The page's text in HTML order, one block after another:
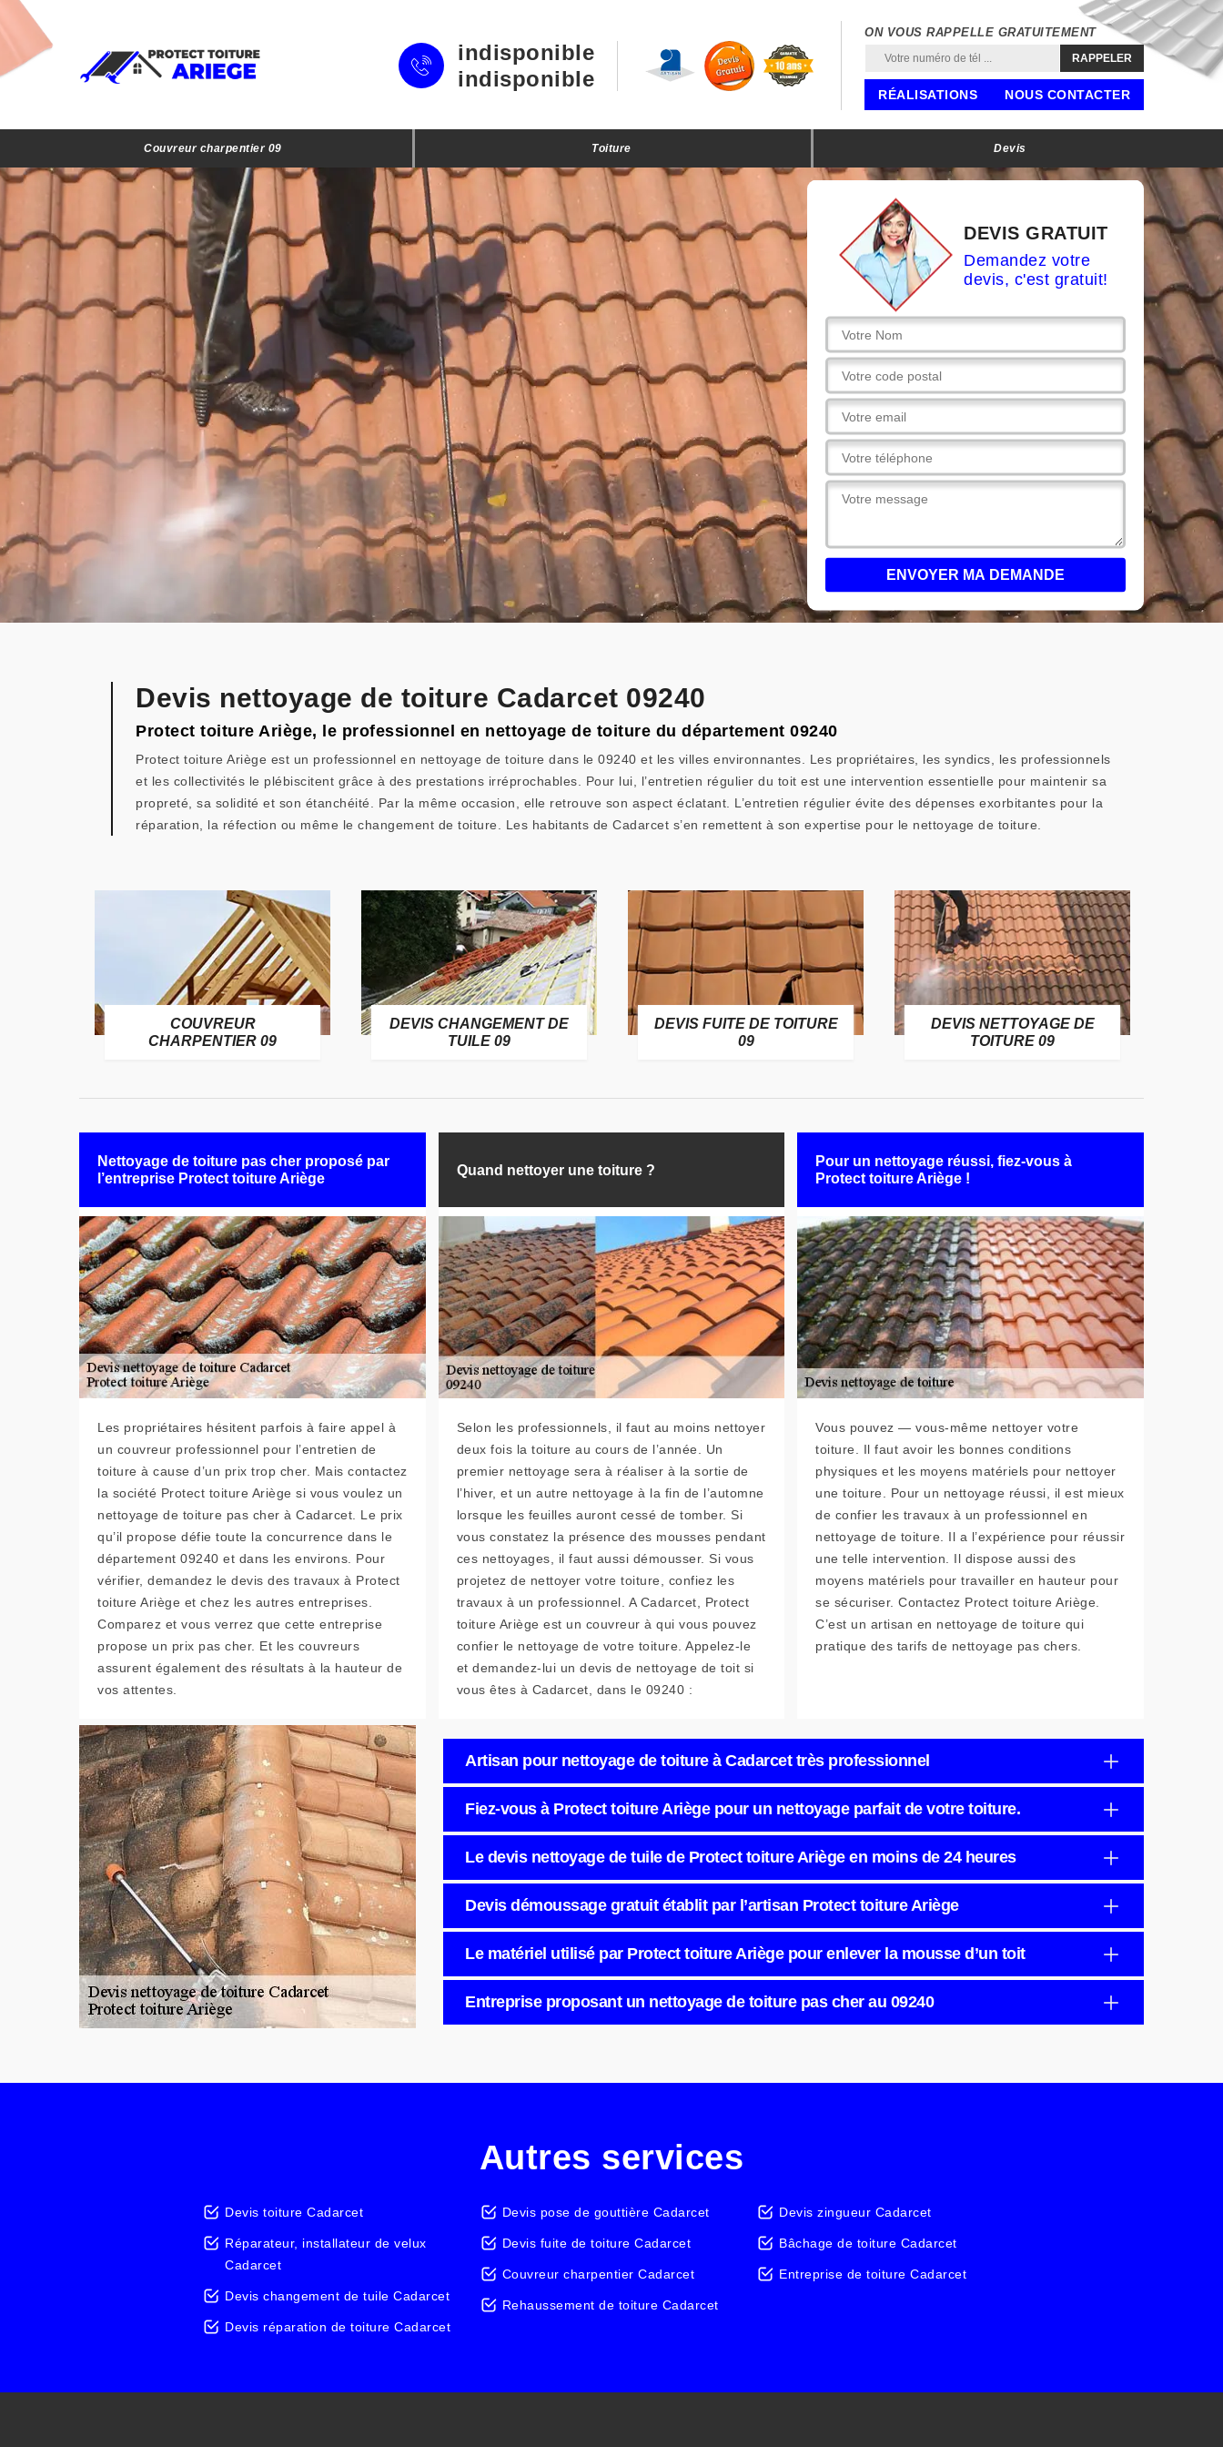
indisponible
indisponible
ON VOUS RAPPELLE GRATUITEMENT
RÉALISATIONS NOUS CONTACTER
Couvreur charpentier 09 Toiture Devis
DEVIS GRATUIT
Demandez votre
devis, c'est gratuit!
Devis nettoyage de toiture Cadarcet 09240
Protect toiture Ariège, le professionnel en nettoyage de toiture du département 09240
Protect toiture Ariège est un professionnel en nettoyage de toiture dans le 09240 et les villes environnantes. Les propriétaires, les syndics, les professionnels
et les collectivités le plébiscitent grâce à des prestations irréprochables. Pour lui, l’entretien régulier du toit est une intervention essentielle pour maintenir sa
propreté, sa solidité et son étanchéité. Par la même occasion, elle retrouve son aspect éclatant. L’entretien régulier évite des dépenses exorbitantes pour la
réparation, la réfection ou même le changement de toiture. Les habitants de Cadarcet s’en remettent à son expertise pour le nettoyage de toiture.
COUVREUR
CHARPENTIER 09
DEVIS CHANGEMENT DE
TUILE 09
DEVIS FUITE DE TOITURE
09
DEVIS NETTOYAGE DE
TOITURE 09
Nettoyage de toiture pas cher proposé par
l’entreprise Protect toiture Ariège
Les propriétaires hésitent parfois à faire appel à
un couvreur professionnel pour l’entretien de
toiture à cause d’un prix trop cher. Mais contactez
la société Protect toiture Ariège si vous voulez un
nettoyage de toiture pas cher à Cadarcet. Le prix
qu’il propose défie toute la concurrence dans le
département 09240 et dans les environs. Pour
vérifier, demandez le devis des travaux à Protect
toiture Ariège et chez les autres entreprises.
Comparez et vous verrez que cette entreprise
propose un prix pas cher. Et les couvreurs
assurent également des résultats à la hauteur de
vos attentes.
Quand nettoyer une toiture ?
Selon les professionnels, il faut au moins nettoyer
deux fois la toiture au cours de l’année. Un
premier nettoyage sera à réaliser à la sortie de
l’hiver, et un autre nettoyage à la fin de l’automne
lorsque les feuilles auront cessé de tomber. Si
vous constatez la présence des mousses pendant
ces nettoyages, il faut aussi démousser. Si vous
projetez de nettoyer votre toiture, confiez les
travaux à un professionnel. A Cadarcet, Protect
toiture Ariège est un couvreur à qui vous pouvez
confier le nettoyage de votre toiture. Appelez-le
et demandez-lui un devis de nettoyage de toit si
vous êtes à Cadarcet, dans le 09240 :
Pour un nettoyage réussi, fiez-vous à
Protect toiture Ariège !
Vous pouvez — vous-même nettoyer votre
toiture. Il faut avoir les bonnes conditions
physiques et les moyens matériels pour nettoyer
une toiture. Pour un nettoyage réussi, il est mieux
de confier les travaux à un professionnel en
nettoyage de toiture. Il a l’expérience pour réussir
une telle intervention. Il dispose aussi des
moyens matériels pour travailler en hauteur pour
se sécuriser. Contactez Protect toiture Ariège.
C’est un artisan en nettoyage de toiture qui
pratique des tarifs de nettoyage pas chers.
Artisan pour nettoyage de toiture à Cadarcet très professionnel
Fiez-vous à Protect toiture Ariège pour un nettoyage parfait de votre toiture.
Le devis nettoyage de tuile de Protect toiture Ariège en moins de 24 heures
Devis démoussage gratuit établit par l’artisan Protect toiture Ariège
Le matériel utilisé par Protect toiture Ariège pour enlever la mousse d’un toit
Entreprise proposant un nettoyage de toiture pas cher au 09240
Autres services
Devis toiture Cadarcet
Réparateur, installateur de velux
Cadarcet
Devis changement de tuile Cadarcet
Devis réparation de toiture Cadarcet
Devis pose de gouttière Cadarcet
Devis fuite de toiture Cadarcet
Couvreur charpentier Cadarcet
Rehaussement de toiture Cadarcet
Devis zingueur Cadarcet
Bâchage de toiture Cadarcet
Entreprise de toiture Cadarcet